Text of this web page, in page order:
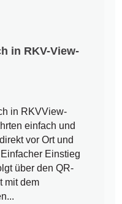
in RKV-View-
in RKVView-
einfach und
vor Ort und
Einstieg
über den QR-
mit dem